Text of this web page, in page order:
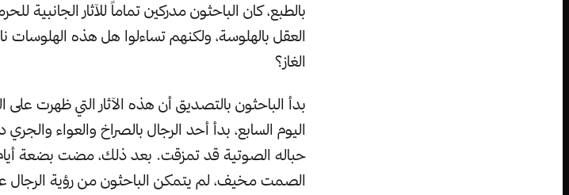
بالطبع، كان الباحثون مدركين تماماً للآثار الجانبية
العقل بالهلوسة، ولكنهم تساءلوا هل هذه الهلوسات
الغاز؟
بدأ الباحثون بالتصديق أن هذه الآثار التي ظهرت على
اليوم السابع، بدأ أحد الرجال بالصراخ والعواء
حباله الصوتية قد تمزقت. بعد ذلك، مضت بضعة
الصمت مخيف، لم يتمكن الباحثون من رؤية الرجال